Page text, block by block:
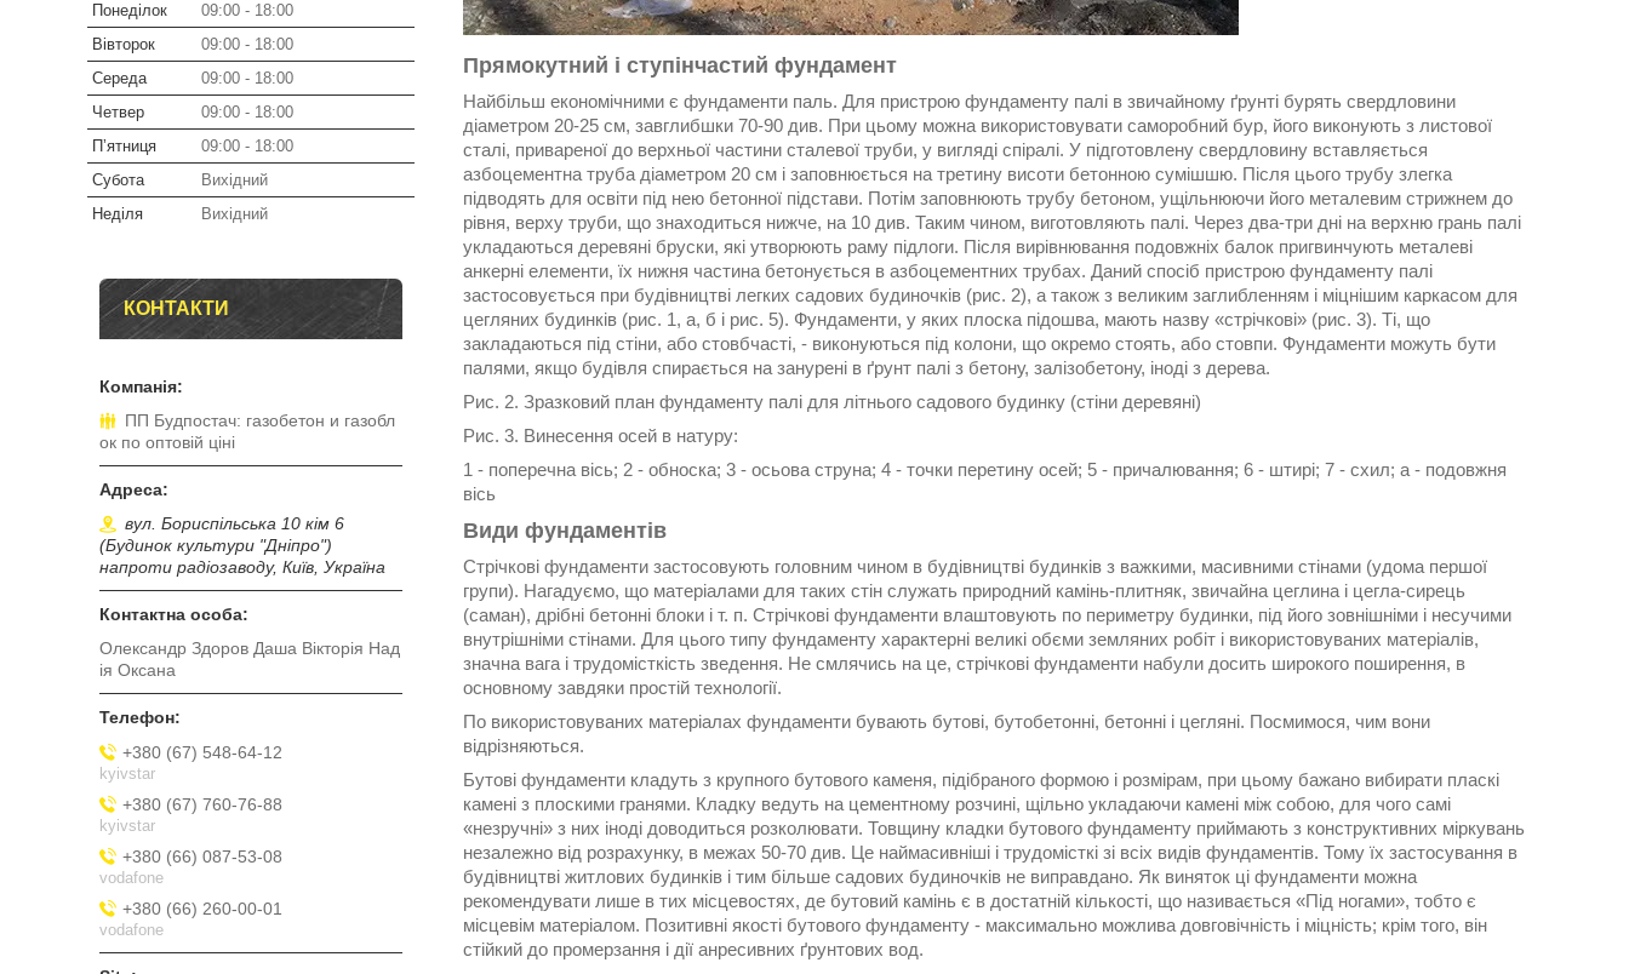
Прямокутний і ступінчастий фундамент
Найбільш економічними є фундаменти паль. Для пристрою фундаменту палі в звичайному ґрунті бурять свердловини
діаметром 20-25 см, завглибшки 70-90 див. При цьому можна використовувати саморобний бур, його виконують з листової
сталі, привареної до верхньої частини сталевої труби, у вигляді спіралі. У підготовлену свердловину вставляється
азбоцементна труба діаметром 20 см і заповнюється на третину висоти бетонною сумішшю. Після цього трубу злегка
підводять для освіти під нею бетонної підстави. Потім заповнюють трубу бетоном, ущільнюючи його металевим стрижнем до
рівня, верху труби, що знаходиться нижче, на 10 див. Таким чином, виготовляють палі. Через два-три дні на верхню грань палі
укладаються деревяні бруски, які утворюють раму підлоги. Після вирівнювання подовжніх балок пригвинчують металеві
анкерні елементи, їх нижня частина бетонується в азбоцементних трубах. Даний спосіб пристрою фундаменту палі
застосовується при будівництві легких садових будиночків (рис. 2), а також з великим заглибленням і міцнішим каркасом для
цегляних будинків (рис. 1, а, б і рис. 5). Фундаменти, у яких плоска підошва, мають назву «стрічкові» (рис. 3). Ті, що
закладаються під стіни, або стовбчасті, - виконуються під колони, що окремо стоять, або стовпи. Фундаменти можуть бути
палями, якщо будівля спирається на занурені в ґрунт палі з бетону, залізобетону, іноді з дерева.
Рис. 2. Зразковий план фундаменту палі для літнього садового будинку (стіни деревяні)
Рис. 3. Винесення осей в натуру:
1 - поперечна вісь; 2 - обноска; 3 - осьова струна; 4 - точки перетину осей; 5 - причалювання; 6 - штирі; 7 - схил; а - подовжня
вісь
Види фундаментів
Стрічкові фундаменти застосовують головним чином в будівництві будинків з важкими, масивними стінами (удома першої
групи). Нагадуємо, що матеріалами для таких стін служать природний камінь-плитняк, звичайна цеглина і цегла-сирець
(саман), дрібні бетонні блоки і т. п. Стрічкові фундаменти влаштовують по периметру будинки, під його зовнішніми і несучими
внутрішніми стінами. Для цього типу фундаменту характерні великі обєми земляних робіт і використовуваних матеріалів,
значна вага і трудомісткість зведення. Не смлячись на це, стрічкові фундаменти набули досить широкого поширення, в
основному завдяки простій технології.
По використовуваних матеріалах фундаменти бувають бутові, бутобетонні, бетонні і цегляні. Посмимося, чим вони
відрізняються.
Бутові фундаменти кладуть з крупного бутового каменя, підібраного формою і розмірам, при цьому бажано вибирати пласкі
камені з плоскими гранями. Кладку ведуть на цементному розчині, щільно укладаючи камені між собою, для чого самі
«незручні» з них іноді доводиться розколювати. Товщину кладки бутового фундаменту приймають з конструктивних міркувань
незалежно від розрахунку, в межах 50-70 див. Це наймасивніші і трудомісткі зі всіх видів фундаментів. Тому їх застосування в
будівництві житлових будинків і тим більше садових будиночків не виправдано. Як виняток ці фундаменти можна
рекомендувати лише в тих місцевостях, де бутовий камінь є в достатній кількості, що називається «Під ногами», тобто є
місцевім матеріалом. Позитивні якості бутового фундаменту - максимально можлива довговічність і міцність; крім того, він
стійкий до промерзання і дії анресивних ґрунтових вод.
Понеділок 09:00
18:00
Вівторок
09:00
18:00
Середа
09:00
18:00
Четвер
09:00
18:00
Пʼятниця
09:00
18:00
Субота
Вихідний
Неділя
Вихідний
КОНТАКТИ
ПП Будпостач: газобетон и газобл
ок по оптовій ціні
вул. Бориспільська 10 кім 6
(Будинок культури "Дніпро")
напроти радіозаводу, Київ, Україна
Олександр Здоров Даша Вікторія Над
ія Оксана
+380 (67) 548-64-12
kyivstar
+380 (67) 760-76-88
kyivstar
+380 (66) 087-53-08
vodafone
+380 (66) 260-00-01
vodafone